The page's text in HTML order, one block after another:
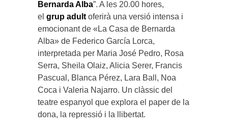
Bernarda Alba”. A les 20.00 hores,
el grup adult oferirà una versió intensa i
emocionant de «La Casa de Bernarda
Alba» de Federico García Lorca,
interpretada per Maria José Pedro, Rosa
Serra, Sheila Olaiz, Alicia Serer, Francis
Pascual, Blanca Pérez, Lara Ball, Noa
Coca i Valeria Najarro. Un clàssic del
teatre espanyol que explora el paper de la
dona, la repressió i la llibertat.